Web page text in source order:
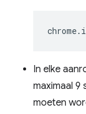
chrome.
In elke
maximaal 9
moeten